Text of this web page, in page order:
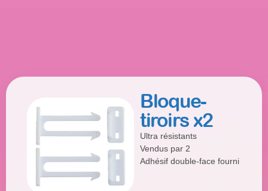
Bloque-
tiroirs x2
Ultra résistants
Vendus par 2
Adhésif double-face fourni